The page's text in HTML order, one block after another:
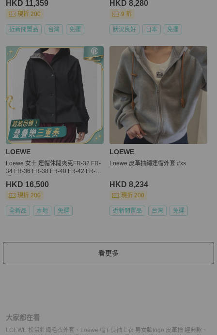
HKD 11,359
現折 200
近新閒置品 台灣 免運
HKD 8,280
9 折
狀況良好 日本 免運
LOEWE
Loewe 女士 連帽休閒夾克FR-32 FR-
34 FR-36 FR-38 FR-40 FR-42 FR-44
HKD 16,500
現折 200
全新品 本地 免運
LOEWE
Loewe 皮革抽繩連帽外套 #xs
HKD 8,234
現折 200
近新閒置品 台灣 免運
看更多
大家都在看
LOEWE 松鼠針織毛衣外套 、 Loewe 帽T 長袖上衣 男女款logo 皮革標 經典款 、